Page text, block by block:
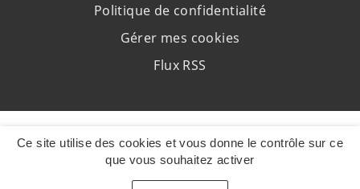
Ce site utilise des cookies et vous donne le contrôle sur ce
que vous souhaitez activer
Politique de confidentialité
Gérer mes cookies
Flux RSS